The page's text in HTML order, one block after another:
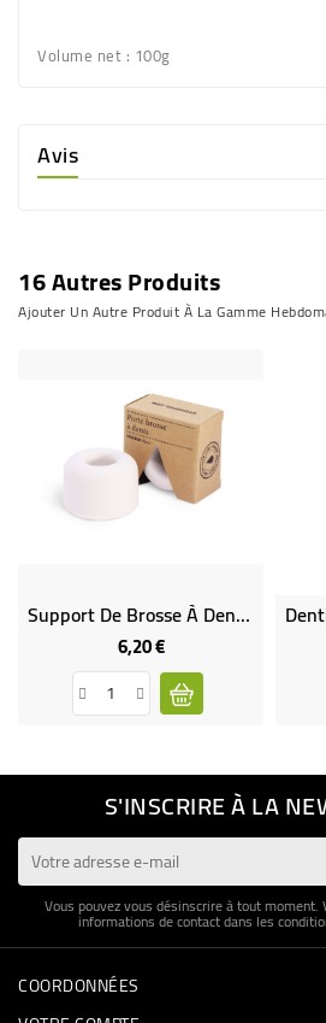
Volume net : 100g
Avis
16 Autres Produits
Ajouter Un Autre Produit À La Gamme
Support De Brosse À Dents Blanc En Céramique
6,20 €Prix
S'INSCRIRE À LA
Vous pouvez vous désinscrire à tout moment.
informations de contact dans les
COORDONNÉES